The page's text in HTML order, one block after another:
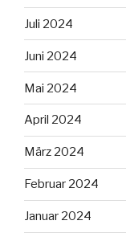
Juli 2024
Juni 2024
Mai 2024
April 2024
März 2024
Februar 2024
Januar 2024